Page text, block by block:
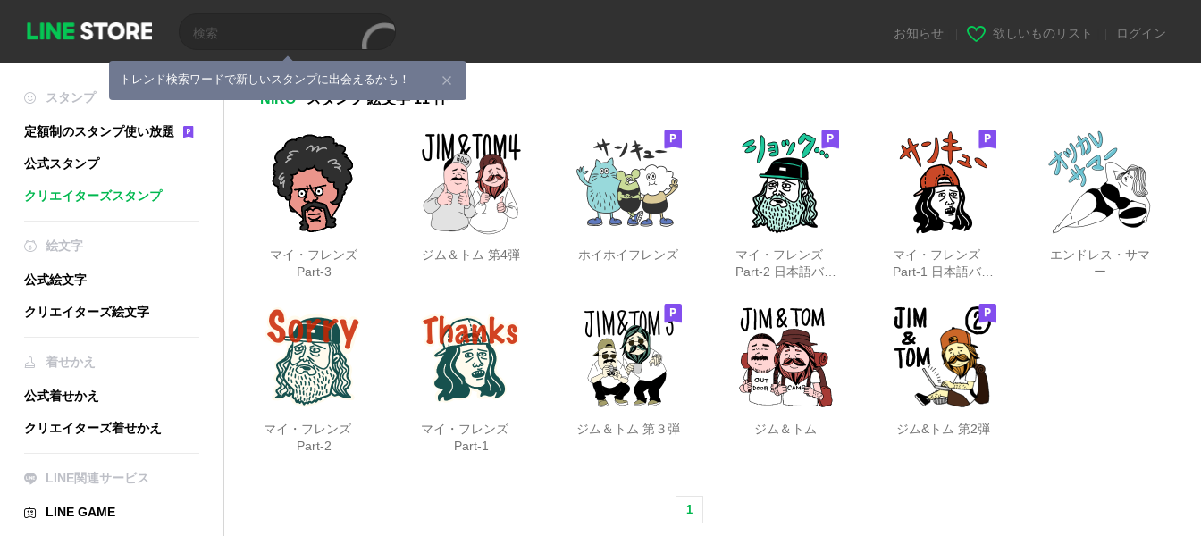
トレンド検索ワードで新しいスタンプに出会えるかも！
お知らせ 欲しいものリスト ログイン
スタンプ
定額制のスタンプ使い放題
公式スタンプ
クリエイターズスタンプ
絵文字
公式絵文字
クリエイターズ絵文字
着せかえ
公式着せかえ
クリエイターズ着せかえ
LINE関連サービス
LINE GAME
NIKO スタンプ 絵文字 11 件
マイ・フレンズ
Part-3
ジム＆トム 第4弾 ホイホイフレンズ
マイ・フレンズ
Part-2 日本語バー
マイ・フレンズ
Part-1 日本語バー
エンドレス・サマ
ー
マイ・フレンズ
Part-2
マイ・フレンズ
Part-1
ジム＆トム 第３弾 ジム＆トム ジム&トム 第2弾
1